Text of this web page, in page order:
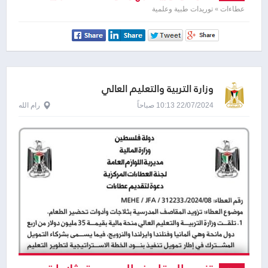
لصالح عدد من المدارس في الضفة الغربية
عطاءات » توريدات طبية وعلمية
وزارة التربية والتعليم العالي
22/07/2024 10:13 صباحاً رام الله